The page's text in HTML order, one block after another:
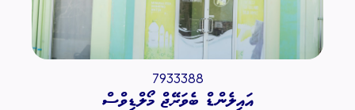
7933388
އައިލެންޑް ބެވަރޭޖް މޯލްޑިވްސް